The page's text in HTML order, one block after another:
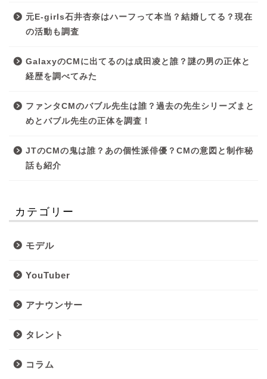
元E-girls石井杏奈はハーフって本当？結婚してる？現在
の活動も調査
GalaxyのCMに出てるのは成田凌と誰？謎の男の正体と
経歴を調べてみた
ファンタCMのバブル先生は誰？過去の先生シリーズまと
めとバブル先生の正体を調査！
JTのCMの鬼は誰？あの個性派俳優？CMの意図と制作秘
話も紹介
カテゴリー
モデル
YouTuber
アナウンサー
タレント
コラム